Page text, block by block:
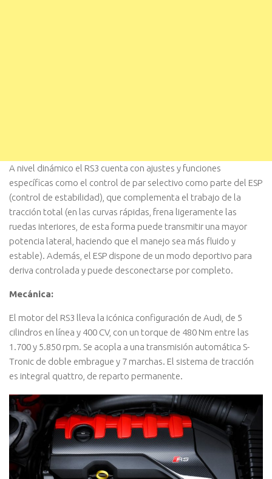
A nivel dinámico el RS3 cuenta con ajustes y funciones
específicas como el control de par selectivo como parte del ESP
(control de estabilidad), que complementa el trabajo de la
tracción total (en las curvas rápidas, frena ligeramente las
ruedas interiores, de esta forma puede transmitir una mayor
potencia lateral, haciendo que el manejo sea más fluido y
estable). Además, el ESP dispone de un modo deportivo para
deriva controlada y puede desconectarse por completo.
Mecánica:
El motor del RS3 lleva la icónica configuración de Audi, de 5
cilindros en línea y 400 CV, con un torque de 480 Nm entre las
1.700 y 5.850 rpm. Se acopla a una transmisión automática S-
Tronic de doble embrague y 7 marchas. El sistema de tracción
es integral quattro, de reparto permanente.